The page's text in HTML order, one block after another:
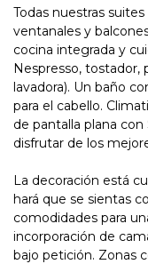
Todas nuestras
ventanales y
cocina integrada y
Nespresso, tostador,
lavadora). Un baño
para el cabello.
de pantalla plana
disfrutar de los
La decoración está
hará que se sientas
comodidades para
incorporación de
bajo petición. Zonas